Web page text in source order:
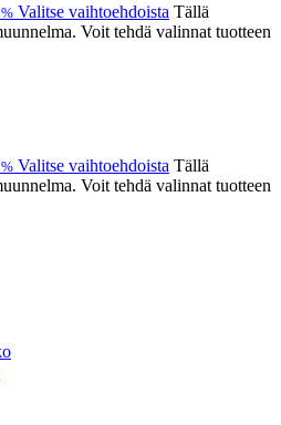
Valitse vaihtoehdoista Tällä
Voit tehdä valinnat tuotteen
Valitse vaihtoehdoista Tällä
Voit tehdä valinnat tuotteen